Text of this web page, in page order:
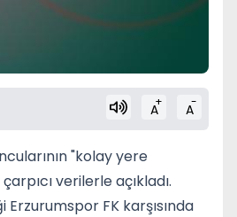
A+ A-
"kolay yere
verilerle açıkladı.
FK karşısında